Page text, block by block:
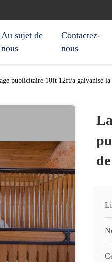
Au sujet de
nous
Contactez-
nous
publicitaire 10ft 12ft/a galvanisé